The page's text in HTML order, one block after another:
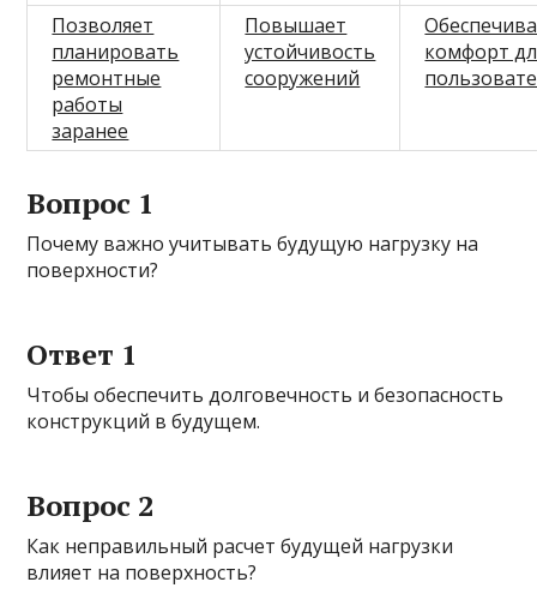
Позволяет
планировать
ремонтные
работы
заранее
Повышает
устойчивость
сооружений
комфорт
Вопрос 1
Почему важно учитывать будущую нагрузку на
поверхности?
Ответ 1
Чтобы обеспечить долговечность и безопасность
конструкций в будущем.
Вопрос 2
Как неправильный расчет будущей нагрузки
влияет на поверхность?